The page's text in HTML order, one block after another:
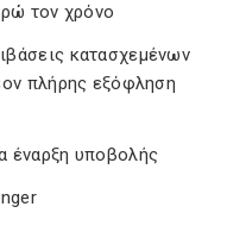
τον χρόνο
κατασχεμένων
πλήρης εξόφληση
έναρξη υποβολής